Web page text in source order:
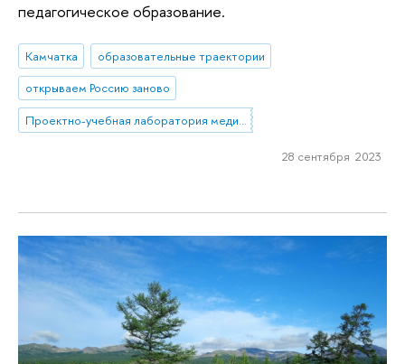
педагогическое образование.
Камчатка
образовательные траектории
открываем Россию заново
Проектно-учебная лаборатория медиакоммуникаций в образовании
28 сентября 2023